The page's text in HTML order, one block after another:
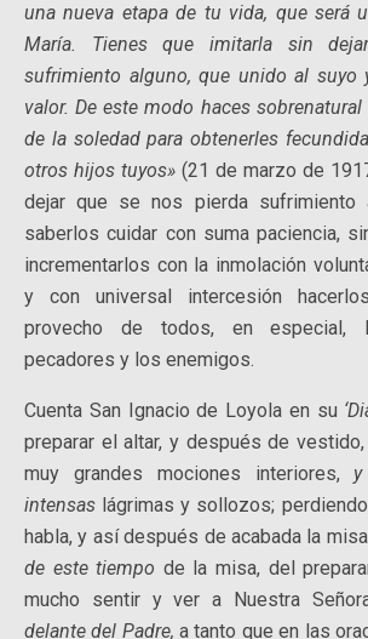
una nueva etapa de tu vida, que será
María. Tienes que imitarla sin
sufrimiento alguno, que unido al suyo
valor. De este modo haces
de la soledad para obtenerles
otros hijos tuyos» (21 de marzo de
dejar que se nos pierda sufrimiento
saberlos cuidar con suma paciencia,
incrementarlos con la inmolación
y con universal intercesión
provecho de todos, en especial,
pecadores y los enemigos.
Cuenta San Ignacio de Loyola en su
preparar el altar, y después de
muy grandes mociones interiores,
intensas lágrimas y sollozos;
habla, y así después de acabada la
de este tiempo de la misa, del
mucho sentir y ver a Nuestra
delante del Padre,a tanto que en las